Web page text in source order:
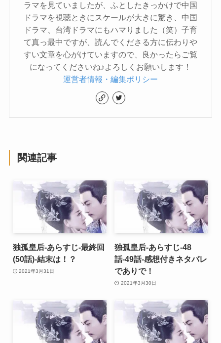
ラマを見ていましたが、ふとしたきっかけで中国
ドラマを視聴ときにスケールが大きに驚き、中国
ドラマ、台湾ドラマにもハマりました（笑）子育
て真っ最中ですが、読んでくださる方に伝わりや
すい文章を心がけていますので、良かったらご覧
になってくださいね♪よろしくお願いします！
運営者情報・編集ポリシー
関連記事
独孤皇后-あらすじ-最終回
(50話)-結末は！？
2021年3月31日
独孤皇后-あらすじ-48
話-49話-感想付きネタバレ
でありで！
2021年3月30日